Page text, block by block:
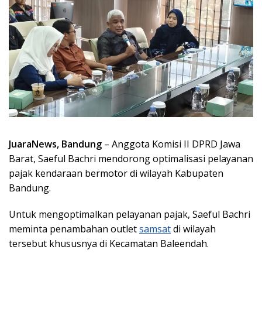
JuaraNews, Bandung – Anggota Komisi II DPRD Jawa
Barat, Saeful Bachri mendorong optimalisasi pelayanan
pajak kendaraan bermotor di wilayah Kabupaten
Bandung.
Untuk mengoptimalkan pelayanan pajak, Saeful Bachri
meminta penambahan outletsamsatdi wilayah
tersebut khususnya di Kecamatan Baleendah.